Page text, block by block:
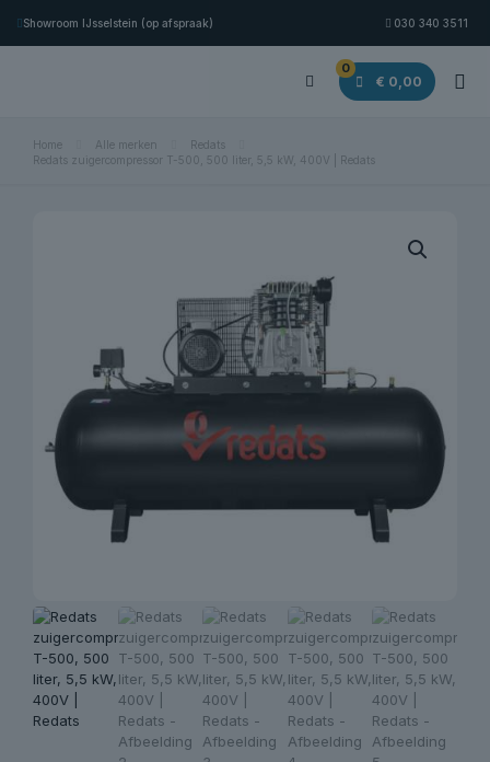
Showroom IJsselstein (op afspraak) 030 340 3511
0
€ 0,00
Home Alle merken
Redats
Redats zuigercompressor T-500, 500 liter, 5,5 kW, 400V | Redats